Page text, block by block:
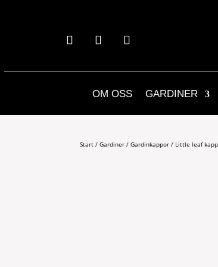
OM OSS GARDINER
Start /Gardiner /Gardinkappor / Little leaf